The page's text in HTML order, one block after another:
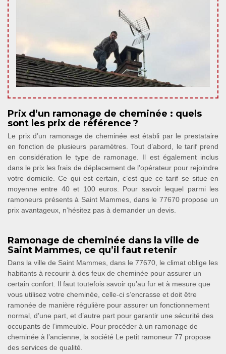
Prix d’un ramonage de cheminée : quels
sont les prix de référence ?
Le prix d’un ramonage de cheminée est établi par le prestataire
en fonction de plusieurs paramètres. Tout d’abord, le tarif prend
en considération le type de ramonage. Il est également inclus
dans le prix les frais de déplacement de l’opérateur pour rejoindre
votre domicile. Ce qui est certain, c’est que ce tarif se situe en
moyenne entre 40 et 100 euros. Pour savoir lequel parmi les
ramoneurs présents à Saint Mammes, dans le 77670 propose un
prix avantageux, n’hésitez pas à demander un devis.
Ramonage de cheminée dans la ville de
Saint Mammes, ce qu’il faut retenir
Dans la ville de Saint Mammes, dans le 77670, le climat oblige les
habitants à recourir à des feux de cheminée pour assurer un
certain confort. Il faut toutefois savoir qu’au fur et à mesure que
vous utilisez votre cheminée, celle-ci s’encrasse et doit être
ramonée de manière régulière pour assurer un fonctionnement
normal, d’une part, et d’autre part pour garantir une sécurité des
occupants de l’immeuble. Pour procéder à un ramonage de
cheminée à l’ancienne, la société Le petit ramoneur 77 propose
des services de qualité.